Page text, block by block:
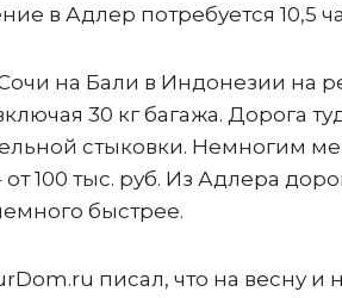
в Адлер потребуется 10,5
на Бали в Индонезии на
30 кг багажа. Дорога
стыковки. Немногим
от 100 тыс. руб. Из Адлера
быстрее.
писал, что на весну и